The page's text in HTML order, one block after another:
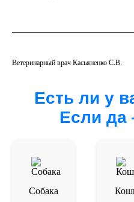
Ветеринарный врач Касьяненко С.В.
Есть ли у
Если да
Собака